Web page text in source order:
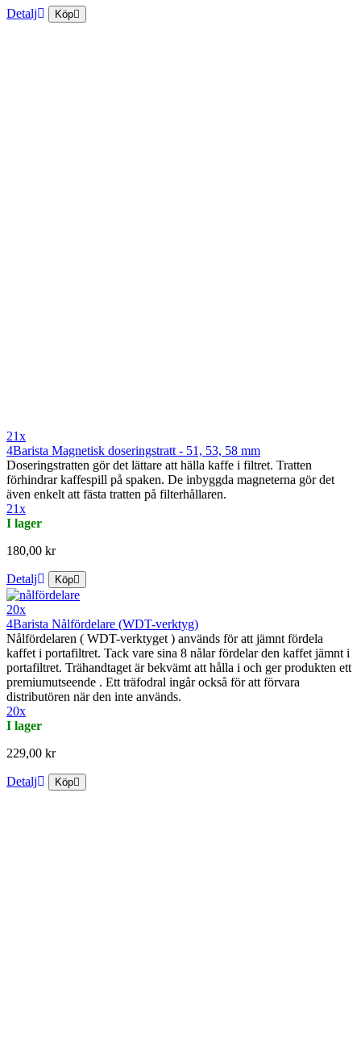
Detalj Köp
21x
4Barista Magnetisk doseringstratt - 51, 53, 58 mm
Doseringstratten gör det lättare att hälla kaffe i filtret. Tratten
förhindrar kaffespill på spaken. De inbyggda magneterna gör det
även enkelt att fästa tratten på filterhållaren.
21x
I lager
180,00 kr
Detalj Köp
20x
4Barista Nålfördelare (WDT-verktyg)
Nålfördelaren ( WDT-verktyget ) används för att jämnt fördela
kaffet i portafiltret. Tack vare sina 8 nålar fördelar den kaffet jämnt i
portafiltret. Trähandtaget är bekvämt att hålla i och ger produkten ett
premiumutseende . Ett träfodral ingår också för att förvara
distributören när den inte används.
20x
I lager
229,00 kr
Detalj Köp